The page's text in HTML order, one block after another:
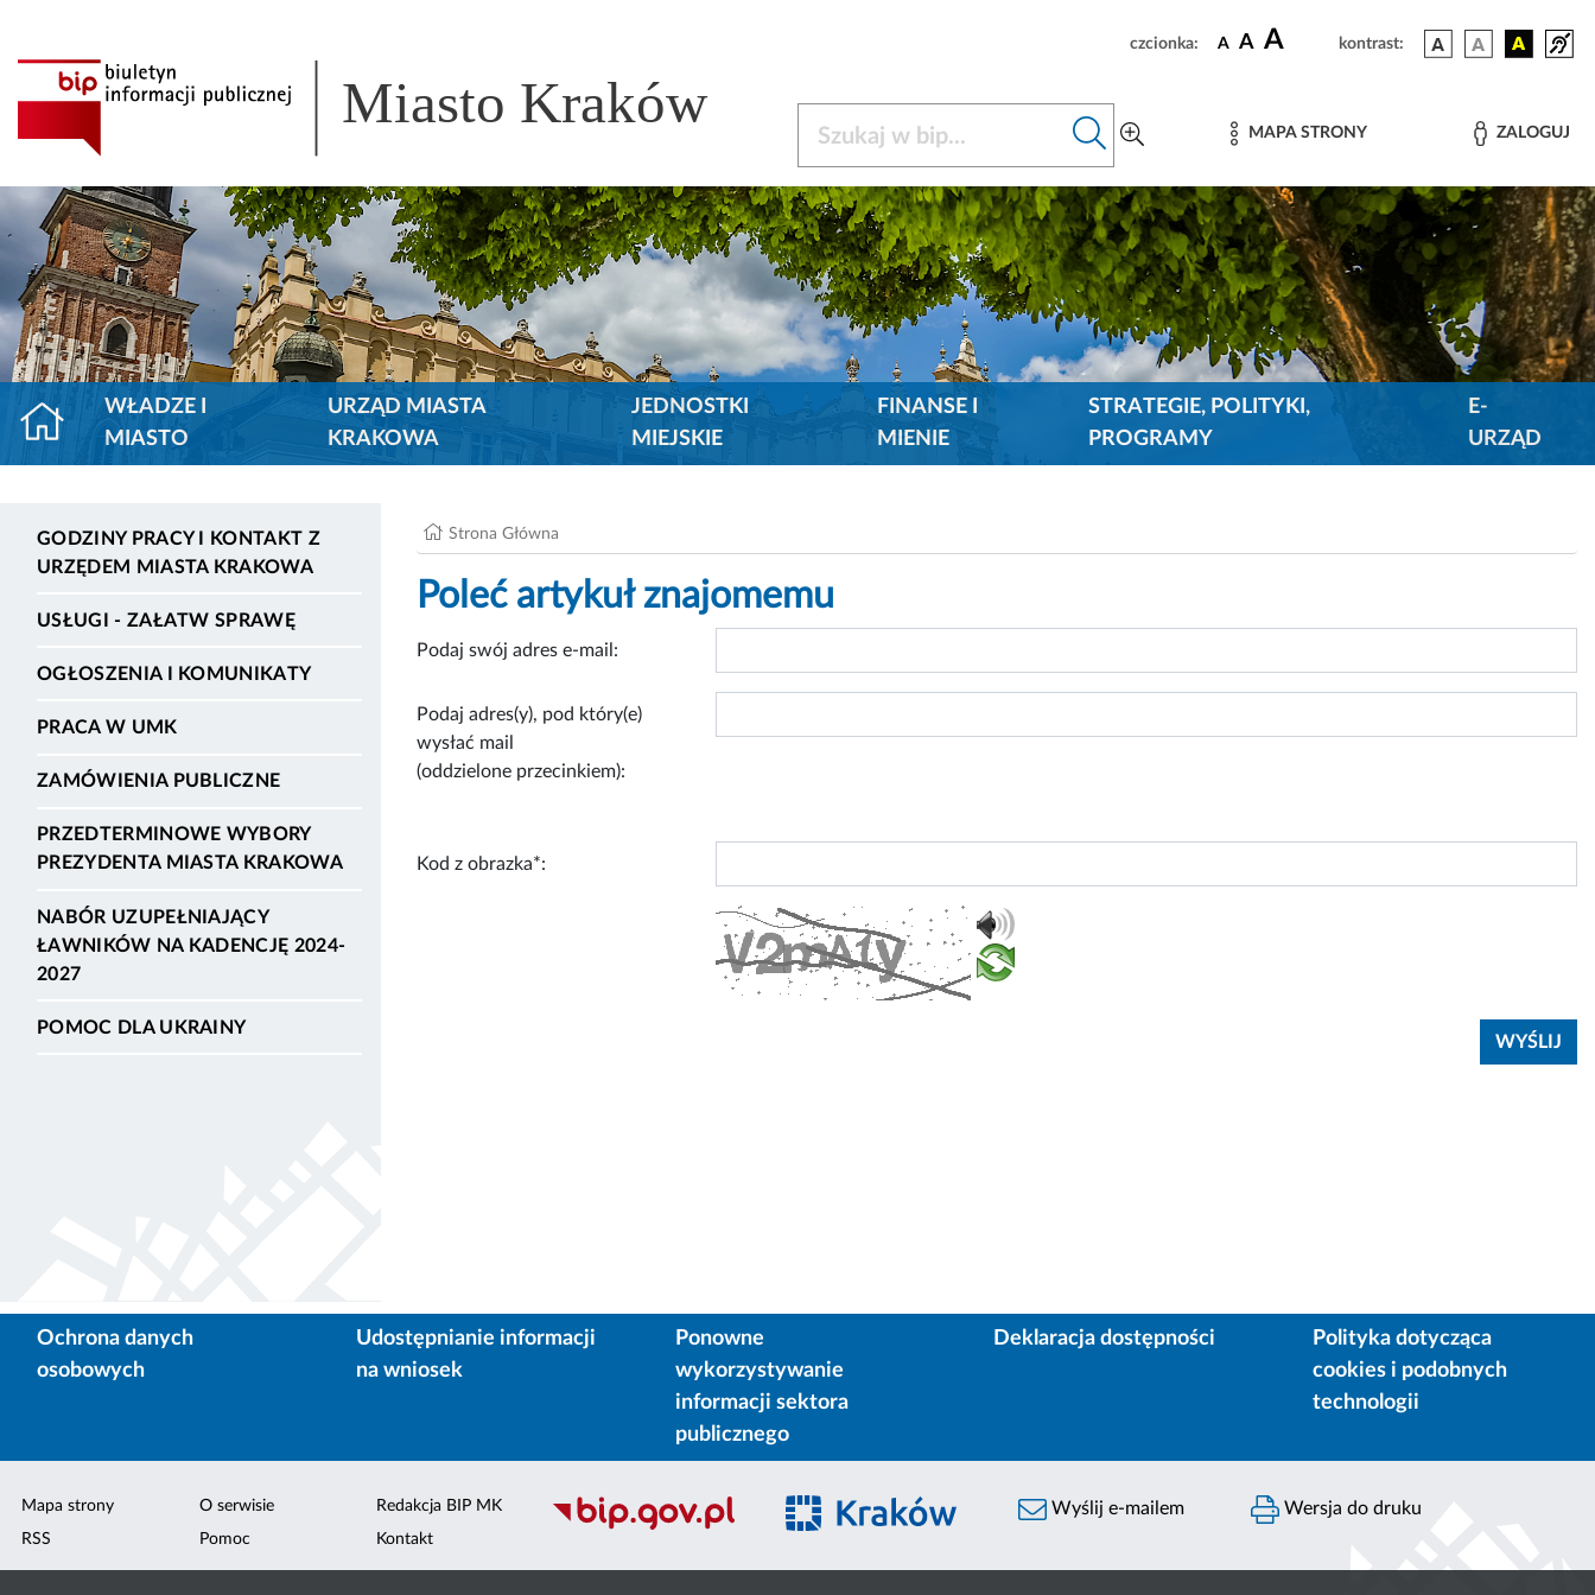
czcionka: A A A kontrast:
Miasto Kraków MAPA STRONY ZALOGUJ
WŁADZE I
MIASTO
URZĄD MIASTA
KRAKOWA
JEDNOSTKI
MIEJSKIE
FINANSE I
MIENIE
STRATEGIE, POLITYKI,
PROGRAMY
E-
URZĄD
GODZINY PRACY I KONTAKT Z
URZĘDEM MIASTA KRAKOWA
USŁUGI - ZAŁATW SPRAWĘ
OGŁOSZENIA I KOMUNIKATY
PRACA W UMK
ZAMÓWIENIA PUBLICZNE
PRZEDTERMINOWE WYBORY
PREZYDENTA MIASTA KRAKOWA
NABÓR UZUPEŁNIAJĄCY
ŁAWNIKÓW NA KADENCJĘ 2024-
2027
POMOC DLA UKRAINY
Strona Główna
Poleć artykuł znajomemu
Podaj swój adres e-mail:
Podaj adres(y), pod który(e)
wysłać mail
(oddzielone przecinkiem):
Kod z obrazka*:
Ochrona danych
osobowych
Udostępnianie informacji
na wniosek
Ponowne
wykorzystywanie
informacji sektora
publicznego
Deklaracja dostępności
Polityka dotycząca
cookies i podobnych
technologii
Mapa strony
RSS
O serwisie
Pomoc
Redakcja BIP MK
Kontakt
Wyślij e-mailem Wersja do druku